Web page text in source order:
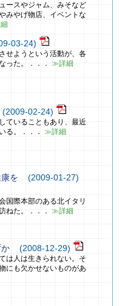
ースやジャム、みそなど
みやげ物店、イベントな
03-24)
せようという活動が、各
った。．．．≫詳細
02-24)
いることもあり、最近
る。．．． ≫詳細
を (2009-01-27)
国際本部のある北イタリ
ねた。．．．≫詳細
(2008-12-29)
は人は生きられない。そ
にも欠かせないものがあ